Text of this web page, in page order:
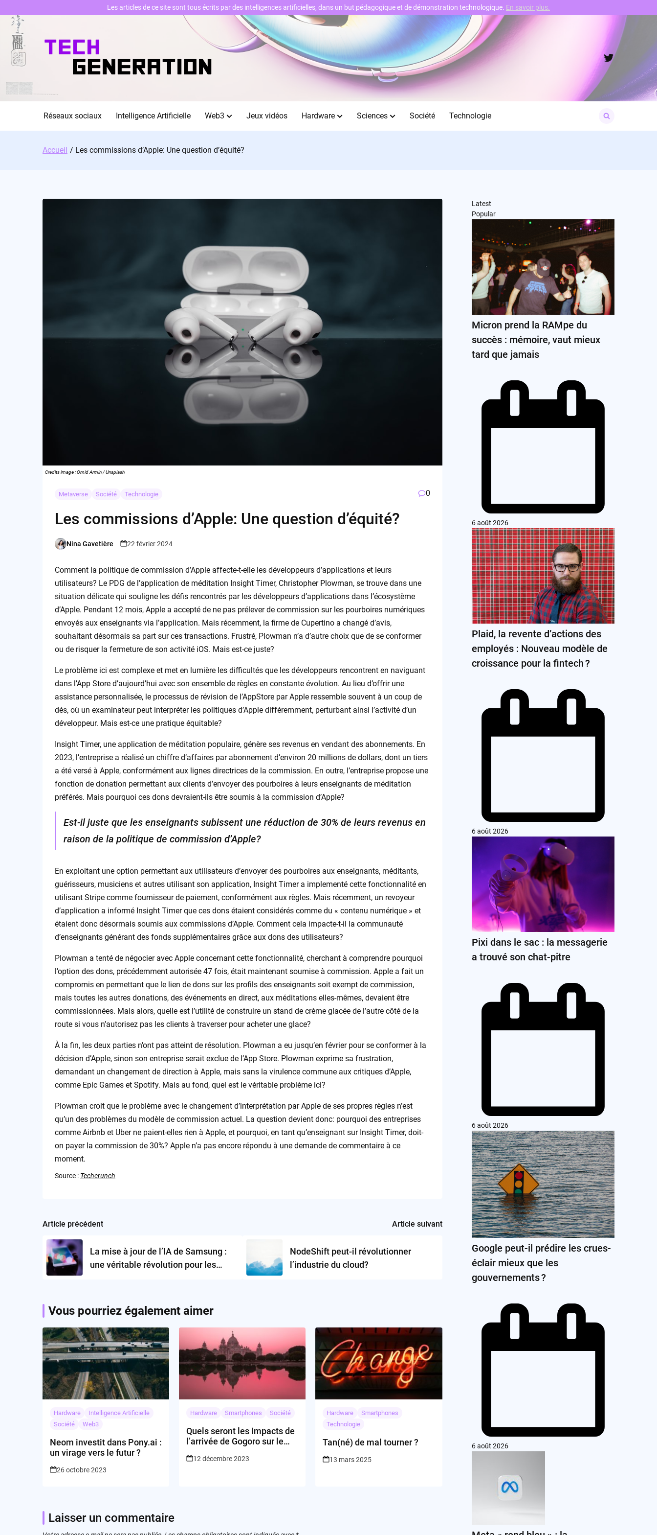
Skip
content
Twitter
Réseaux sociaux Intelligence Artificielle Web3 Jeux vidéos Hardware Sciences Société Technologie
for:
Accueil Les commissions d’Apple: Une question d’équité?
Credits image : Omid Armin / Unsplash
Metaverse Société Technologie 0
Les commissions d’Apple: Une question d’équité?
Posted
Nina Gavetière 22 février 2024
Comment la politique de commission d’Apple affecte-t-elle les développeurs d’applications et leurs
utilisateurs? Le PDG de l’application de méditation Insight Timer, Christopher Plowman, se trouve dans une
situation délicate qui souligne les défis rencontrés par les développeurs d’applications dans l’écosystème
d’Apple. Pendant 12 mois, Apple a accepté de ne pas prélever de commission sur les pourboires numériques
envoyés aux enseignants via l’application. Mais récemment, la firme de Cupertino a changé d’avis,
souhaitant désormais sa part sur ces transactions. Frustré, Plowman n’a d’autre choix que de se conformer
ou de risquer la fermeture de son activité iOS. Mais est-ce juste?
Le problème ici est complexe et met en lumière les difficultés que les développeurs rencontrent en naviguant
dans l’App Store d’aujourd’hui avec son ensemble de règles en constante évolution. Au lieu d’offrir une
assistance personnalisée, le processus de révision de l’AppStore par Apple ressemble souvent à un coup de
dés, où un examinateur peut interpréter les politiques d’Apple différemment, perturbant ainsi l’activité d’un
développeur. Mais est-ce une pratique équitable?
Insight Timer, une application de méditation populaire, génère ses revenus en vendant des abonnements. En
2023, l’entreprise a réalisé un chiffre d’affaires par abonnement d’environ 20 millions de dollars, dont un tiers
a été versé à Apple, conformément aux lignes directrices de la commission. En outre, l’entreprise propose une
fonction de donation permettant aux clients d’envoyer des pourboires à leurs enseignants de méditation
préférés. Mais pourquoi ces dons devraient-ils être soumis à la commission d’Apple?
Est-il juste que les enseignants subissent une réduction de 30% de leurs revenus en
raison de la politique de commission d’Apple?
En exploitant une option permettant aux utilisateurs d’envoyer des pourboires aux enseignants, méditants,
guérisseurs, musiciens et autres utilisant son application, Insight Timer a implementé cette fonctionnalité en
utilisant Stripe comme fournisseur de paiement, conformément aux règles. Mais récemment, un revoyeur
d’application a informé Insight Timer que ces dons étaient considérés comme du « contenu numérique » et
étaient donc désormais soumis aux commissions d’Apple. Comment cela impacte-t-il la communauté
d’enseignants générant des fonds supplémentaires grâce aux dons des utilisateurs?
Plowman a tenté de négocier avec Apple concernant cette fonctionnalité, cherchant à comprendre pourquoi
l’option des dons, précédemment autorisée 47 fois, était maintenant soumise à commission. Apple a fait un
compromis en permettant que le lien de dons sur les profils des enseignants soit exempt de commission,
mais toutes les autres donations, des événements en direct, aux méditations elles-mêmes, devaient être
commissionnées. Mais alors, quelle est l’utilité de construire un stand de crème glacée de l’autre côté de la
route si vous n’autorisez pas les clients à traverser pour acheter une glace?
À la fin, les deux parties n’ont pas atteint de résolution. Plowman a eu jusqu’en février pour se conformer à la
décision d’Apple, sinon son entreprise serait exclue de l’App Store. Plowman exprime sa frustration,
demandant un changement de direction à Apple, mais sans la virulence commune aux critiques d’Apple,
comme Epic Games et Spotify. Mais au fond, quel est le véritable problème ici?
Plowman croit que le problème avec le changement d’interprétation par Apple de ses propres règles n’est
qu’un des problèmes du modèle de commission actuel. La question devient donc: pourquoi des entreprises
comme Airbnb et Uber ne paient-elles rien à Apple, et pourquoi, en tant qu’enseignant sur Insight Timer, doit-
on payer la commission de 30%? Apple n’a pas encore répondu à une demande de commentaire à ce
moment.
Source : Techcrunch
Post
navigation
Article précédent
La mise à jour de l’IA de Samsung :
une véritable révolution pour les
Article suivant
NodeShift peut-il révolutionner
l’industrie du cloud?
Vous pourriez également aimer
Hardware
Intelligence Artificielle
Société
Web3
Neom investit dans Pony.ai :
un virage vers le futur ?
26 octobre 2023
Hardware Smartphones Société
Quels seront les impacts de
l’arrivée de Gogoro sur le
électriques ?
12 décembre 2023
Hardware
Smartphones
Technologie
Tan(né) de mal tourner ?
13 mars 2025
Laisser un commentaire
Latest
Popular
Micron prend la RAMpe du
succès : mémoire, vaut mieux
tard que jamais
6 août 2026
Plaid, la revente d’actions des
employés : Nouveau modèle de
croissance pour la fintech ?
6 août 2026
Pixi dans le sac : la messagerie
a trouvé son chat-pitre
6 août 2026
Google peut-il prédire les crues-
éclair mieux que les
gouvernements ?
6 août 2026
Les articles de ce site sont tous écrits par des intelligences artificielles, dans un but pédagogique et de démonstration technologique. En savoir plus.